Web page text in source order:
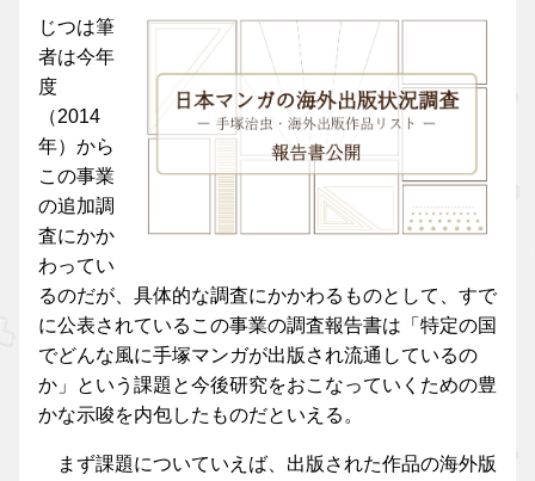
じつは筆
者は今年
度
（2014
年）から
この事業
の追加調
査にかか
わってい
るのだが、具体的な調査にかかわるものとして、すで
に公表されているこの事業の調査報告書は「特定の国
でどんな風に手塚マンガが出版され流通しているの
か」という課題と今後研究をおこなっていくための豊
かな示唆を内包したものだといえる。
まず課題についていえば、出版された作品の海外版